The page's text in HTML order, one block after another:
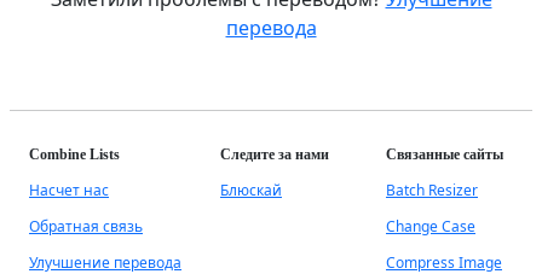
перевода
Combine Lists
Насчет нас
Обратная связь
Улучшение перевода
Следите за нами
Блюскай
Связанные сайты
Batch Resizer
Change Case
Compress Image